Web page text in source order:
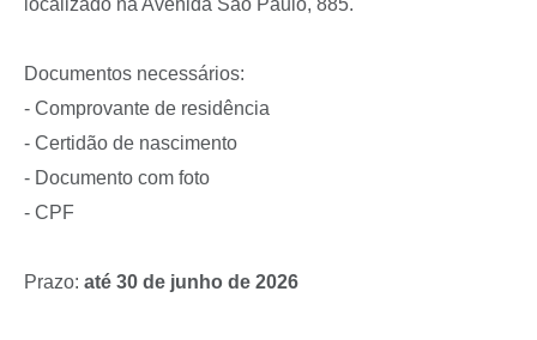
localizado na Avenida São Paulo, 885.
Documentos necessários:
- Comprovante de residência
- Certidão de nascimento
- Documento com foto
- CPF
Prazo: até 30 de junho de 2026